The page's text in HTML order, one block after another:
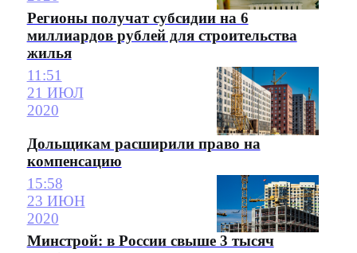
Регионы получат субсидии на 6
миллиардов рублей для строительства
жилья
11:51
21 ИЮЛ
2020
Дольщикам расширили право на
компенсацию
15:58
23 ИЮН
2020
Минстрой: в России свыше 3 тысяч